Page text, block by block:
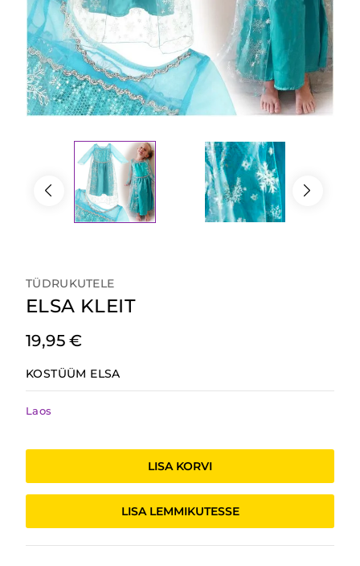
TÜDRUKUTELE
ELSA KLEIT
19,95€
KOSTÜÜM ELSA
Laos
kogus
LISA KORVI
LISA LEMMIKUTESSE